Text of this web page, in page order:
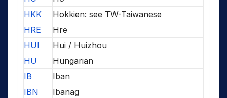
HKK
Hokkien: see TW-Taiwanese
HRE
Hre
HUI
Hui / Huizhou
HU
Hungarian
IB
Iban
IBN
Ibanag